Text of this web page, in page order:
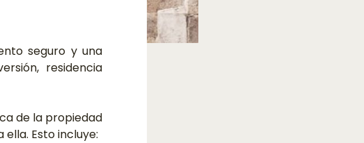
seguro y una
residencia
de la propiedad
Esto incluye: